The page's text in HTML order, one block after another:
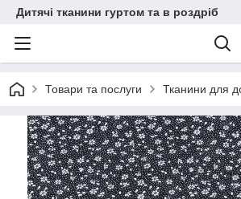
Дитячі тканини гуртом та в роздріб
Товари та послуги Тканини для